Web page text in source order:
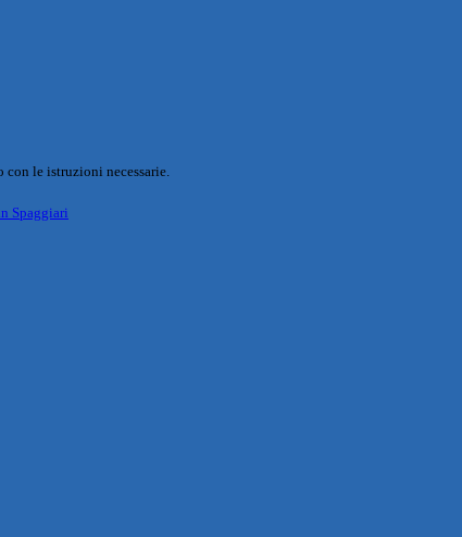
le istruzioni necessarie.
Spaggiari